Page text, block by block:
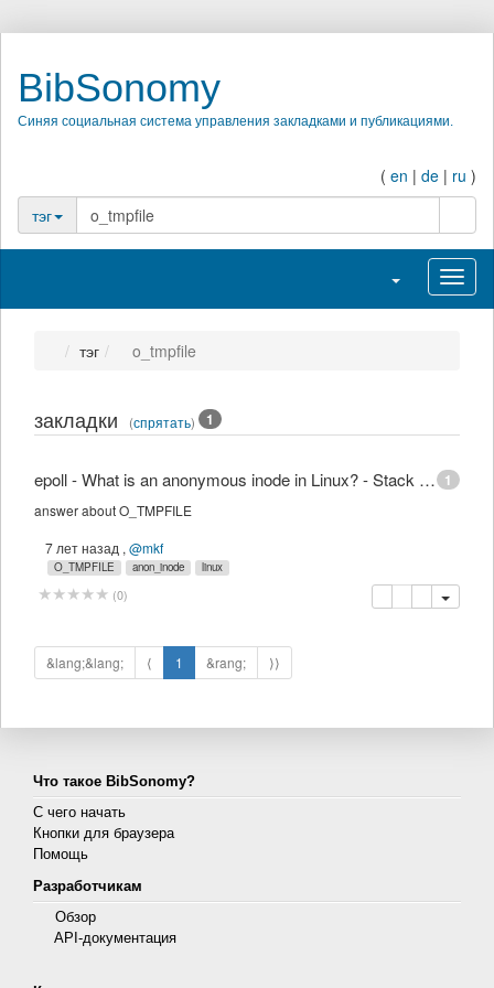
BibSonomy
Синяя социальная система управления закладками и публикациями.
( en | de | ru )
тэг
Переключить
тэг o_tmpfile
закладки (спрятать) 1
1
epoll - What is an anonymous inode in Linux? - Stack Overflow
answer about O_TMPFILE
7 лет назад , @mkf
O_TMPFILE anon_inode linux
(0) копировать
удалить
&lang;&lang; ⟨ 1 &rang; ⟩⟩
Что такое BibSonomy?
С чего начать
Кнопки для браузера
Помощь
Разработчикам
Обзор
API-документация